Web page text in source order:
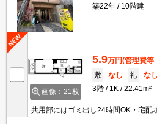
築22年
10階建
画像：21枚
5.9万円(管理費等
敷
なし 礼
なし
3階
1K 22.41m²
共用部にはゴミ出し24時間OK・宅配